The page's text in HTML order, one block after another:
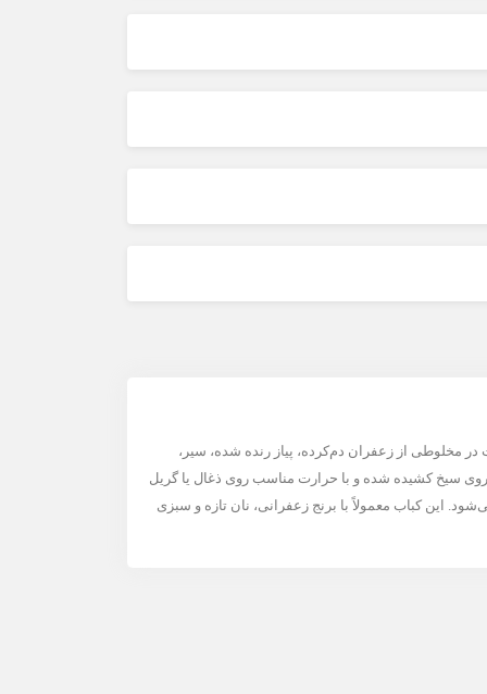
مخلوطی از زعفران دم‌کرده، پیاز رنده شده، سیر،
سیخ کشیده شده و با حرارت مناسب روی ذغال یا گریل
این کباب معمولاً با برنج زعفرانی، نان تازه و سبزی